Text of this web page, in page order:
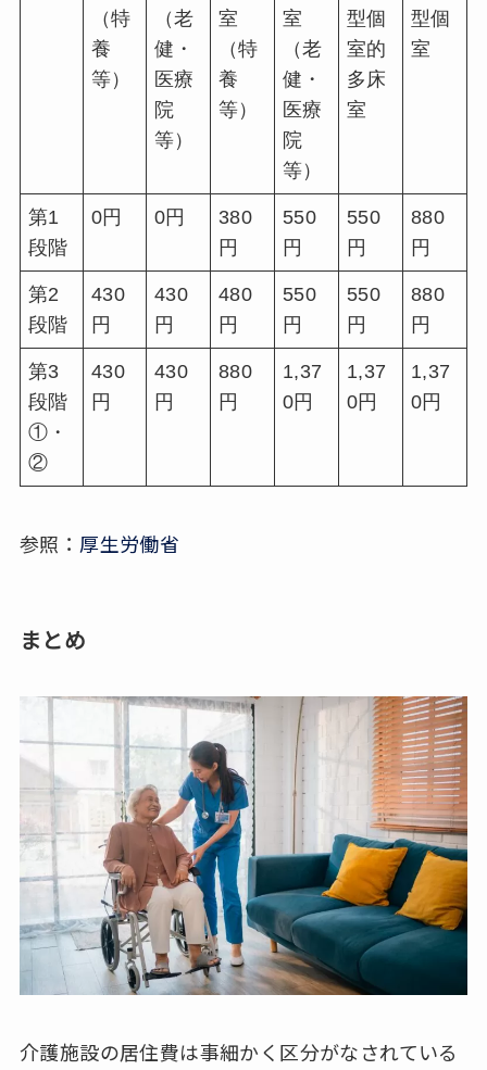
（特
養
等）
（老
健・
医療
院
等）
室
（特
養
等）
室
（老
健・
医療
院
等）
型個
室的
多床
室
型個
室
第1
段階
0円 0円
380
円
550
円
550
円
880
円
第2
段階
430
円
430
円
480
円
550
円
550
円
880
円
第3
段階
①・
②
430
円
430
円
880
円
1,37
0円
1,37
0円
1,37
0円
参照： 厚生労働省
まとめ
介護施設の居住費は事細かく区分がなされている